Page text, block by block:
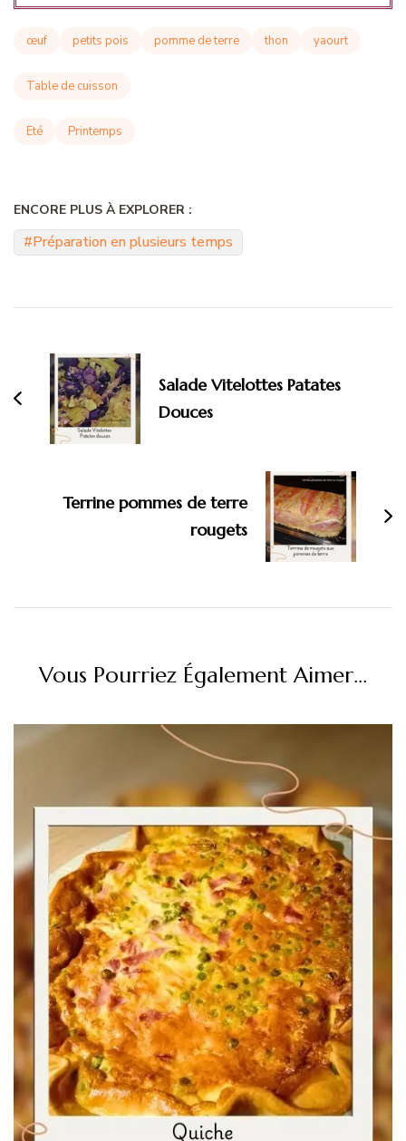
œuf petits pois pomme de terre thon yaourt
Table de cuisson
Eté Printemps
ENCORE PLUS À EXPLORER :
Préparation en plusieurs temps
d'article
Salade Vitelottes Patates
Douces
Terrine pommes de terre
rougets
Vous Pourriez Également Aimer...